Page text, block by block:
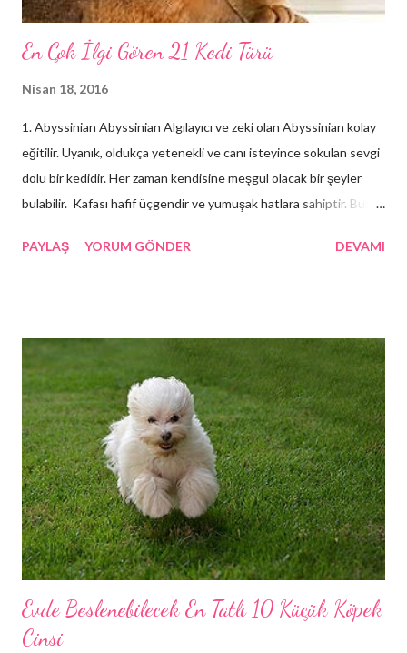
En Çok İlgi Gören 21 Kedi Türü
Nisan 18, 2016
1. Abyssinian Abyssinian Algılayıcı ve zeki olan Abyssinian kolay
eğitilir. Uyanık, oldukça yetenekli ve canı isteyince sokulan sevgi
dolu bir kedidir. Her zaman kendisine meşgul olacak bir şeyler
bulabilir. Kafası hafif üçgendir ve yumuşak hatlara sahiptir. Burun
Güzel bir kesimi olan kulakların uçları dik ve sivridir. Gözler altın
PAYLAŞ YORUM GÖNDER DEVAMI
Evde Beslenebilecek En Tatlı 10 Küçük Köpek
Cinsi